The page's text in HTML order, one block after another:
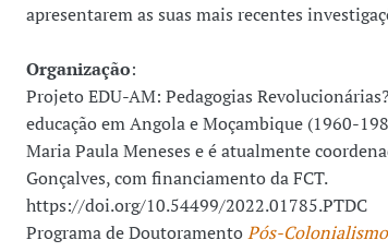
apresentarem as suas mais recentes
Organização:
Projeto EDU-AM: Pedagogias
educação em Angola e Moçambique (1960-
Maria Paula Meneses e é atualmente
Gonçalves, com financiamento da FCT.
https://doi.org/10.54499/2022.01785.PTDC
Programa de DoutoramentoPós-